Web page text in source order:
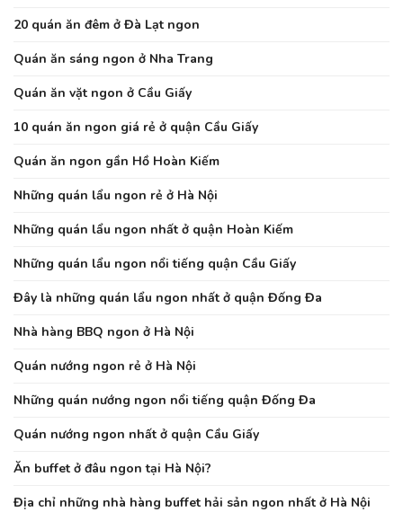
20 quán ăn đêm ở Đà Lạt ngon
Quán ăn sáng ngon ở Nha Trang
Quán ăn vặt ngon ở Cầu Giấy
10 quán ăn ngon giá rẻ ở quận Cầu Giấy
Quán ăn ngon gần Hồ Hoàn Kiếm
Những quán lẩu ngon rẻ ở Hà Nội
Những quán lẩu ngon nhất ở quận Hoàn Kiếm
Những quán lẩu ngon nổi tiếng quận Cầu Giấy
Đây là những quán lẩu ngon nhất ở quận Đống Đa
Nhà hàng BBQ ngon ở Hà Nội
Quán nướng ngon rẻ ở Hà Nội
Những quán nướng ngon nổi tiếng quận Đống Đa
Quán nướng ngon nhất ở quận Cầu Giấy
Ăn buffet ở đâu ngon tại Hà Nội?
Địa chỉ những nhà hàng buffet hải sản ngon nhất ở Hà Nội